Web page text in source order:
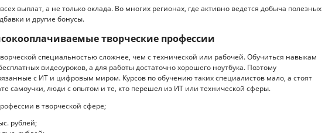
выплат, а не только оклада. Во многих регионах, где активно ведется добыча полезных
и другие бонусы.
творческие профессии
специальностью сложнее, чем с технической или рабочей. Обучиться навыкам
видеоуроков, а для работы достаточно хорошего ноутбука. Поэтому
с ИТ и цифровым миром. Курсов по обучению таких специалистов мало, а стоят
самоучки, люди с опытом и те, кто перешел из ИТ или технической сферы.
в творческой сфере;
рублей;